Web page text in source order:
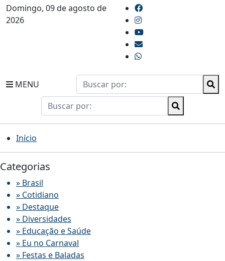
Domingo, 09 de agosto de
2026
MENU
Início
Categorias
» Brasil
» Cotidiano
» Destaque
» Diversidades
» Educação e Saúde
» Eu no Carnaval
» Festas e Baladas